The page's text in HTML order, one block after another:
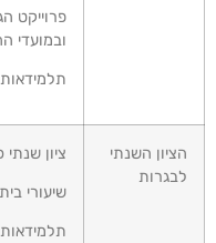
פרוייקט
ובמועדי ההגשה
תלמידאות 10%
הציון השנתי
לבגרות
ציון שנתי כיתה
שיעורי בית
תלמידאות 5%